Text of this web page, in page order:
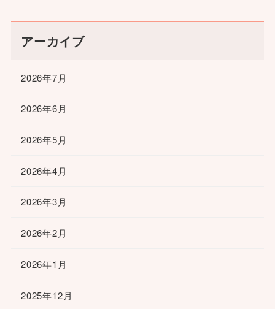
アーカイブ
2026年7月
2026年6月
2026年5月
2026年4月
2026年3月
2026年2月
2026年1月
2025年12月